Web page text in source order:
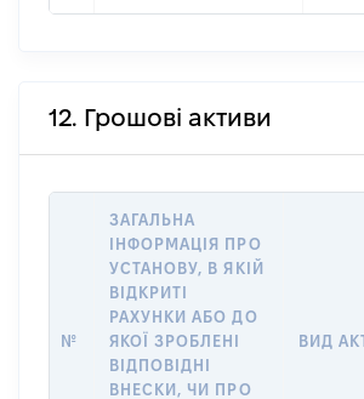
12. Грошові активи
№
ЗАГАЛЬНА
ІНФОРМАЦІЯ ПРО
УСТАНОВУ, В ЯКІЙ
ВІДКРИТІ
РАХУНКИ АБО ДО
ЯКОЇ ЗРОБЛЕНІ
ВІДПОВІДНІ
ВНЕСКИ, ЧИ ПРО
ВИД